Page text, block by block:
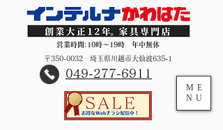
営業時間:10時～19時 年中無休
〒350-0032 埼玉県川越市大仙波635-1
​049-277-6911
ME
NU